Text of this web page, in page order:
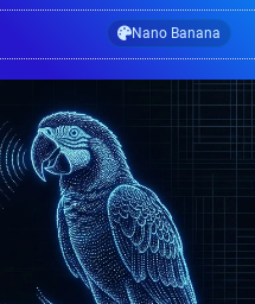
Nano Banana